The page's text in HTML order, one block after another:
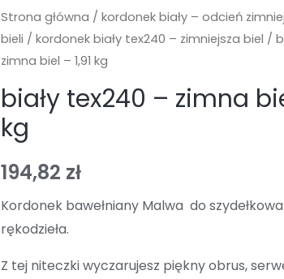
Strona główna /kordonek biały – odcień
bieli /kordonek biały tex240 – zimniejsza biel /
zimna biel – 1,91 kg
biały tex240 – zimna
kg
194,82 zł
Kordonek bawełniany Malwa do
rękodzieła.
Z tej niteczki wyczarujesz piękny obrus,